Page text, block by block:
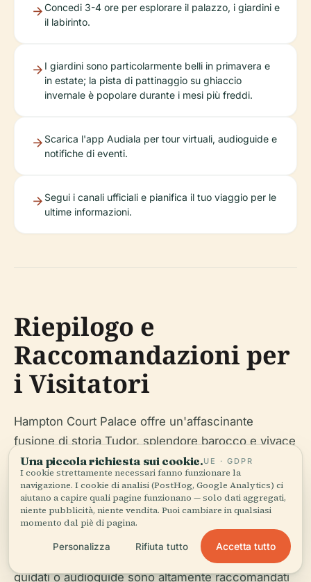
Concedi 3-4 ore per esplorare il palazzo, i giardini e
il labirinto.
I giardini sono particolarmente belli in primavera e
in estate; la pista di pattinaggio su ghiaccio
invernale è popolare durante i mesi più freddi.
Scarica l'app Audiala per tour virtuali, audioguide e
notifiche di eventi.
Segui i canali ufficiali e pianifica il tuo viaggio per le
ultime informazioni.
Riepilogo e
Raccomandazioni per
i Visitatori
Hampton Court Palace offre un'affascinante
fusione di storia Tudor, splendore barocco e vivace
attività culturale. Dalle meraviglie architettoniche
della Grande Sala e degli Appartamenti di Stato alla
tranquilla bellezza dei giardini e all'intrigo del
Labirinto, ogni visitatore trova qualcosa di
memorabile. La prenotazione anticipata dei biglietti,
la verifica degli orari stagionali e l'utilizzo di tour
guidati o audioguide sono altamente raccomandati
Una piccola richiesta sui cookie.UE · GDPR
I cookie strettamente necessari fanno funzionare la
navigazione. I cookie di analisi (PostHog, Google Analytics) ci
aiutano a capire quali pagine funzionano — solo dati aggregati,
niente pubblicità, niente vendita. Puoi cambiare in qualsiasi
momento dal piè di pagina.
Personalizza Rifiuta tutto Accetta tutto